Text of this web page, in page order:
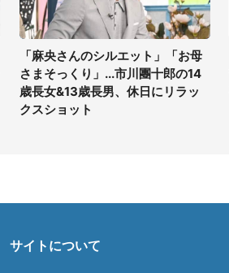
「麻央さんのシルエット」「お母
さまそっくり」...市川團十郎の14
歳長女&13歳長男、休日にリラッ
クスショット
サイトについて